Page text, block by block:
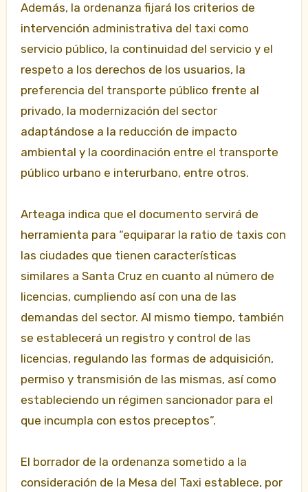
Además, la ordenanza fijará los criterios de
intervención administrativa del taxi como
servicio público, la continuidad del servicio y el
respeto a los derechos de los usuarios, la
preferencia del transporte público frente al
privado, la modernización del sector
adaptándose a la reducción de impacto
ambiental y la coordinación entre el transporte
público urbano e interurbano, entre otros.
Arteaga indica que el documento servirá de
herramienta para “equiparar la ratio de taxis con
las ciudades que tienen características
similares a Santa Cruz en cuanto al número de
licencias, cumpliendo así con una de las
demandas del sector. Al mismo tiempo, también
se establecerá un registro y control de las
licencias, regulando las formas de adquisición,
permiso y transmisión de las mismas, así como
estableciendo un régimen sancionador para el
que incumpla con estos preceptos”.
El borrador de la ordenanza sometido a la
consideración de la Mesa del Taxi establece, por